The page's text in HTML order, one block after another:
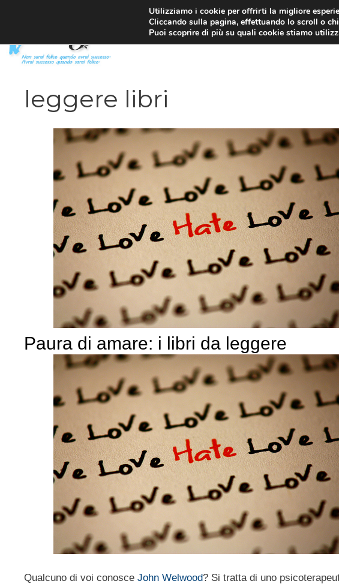
leggere libri
Paura di amare: i libri da leggere
Qualcuno di voi conosce John Welwood? Si tratta di uno
Utilizziamo i cookie per offrirti la migliore
Cliccando sulla pagina, effettuando lo scroll o
Puoi scoprire di più su quali cookie stiamo